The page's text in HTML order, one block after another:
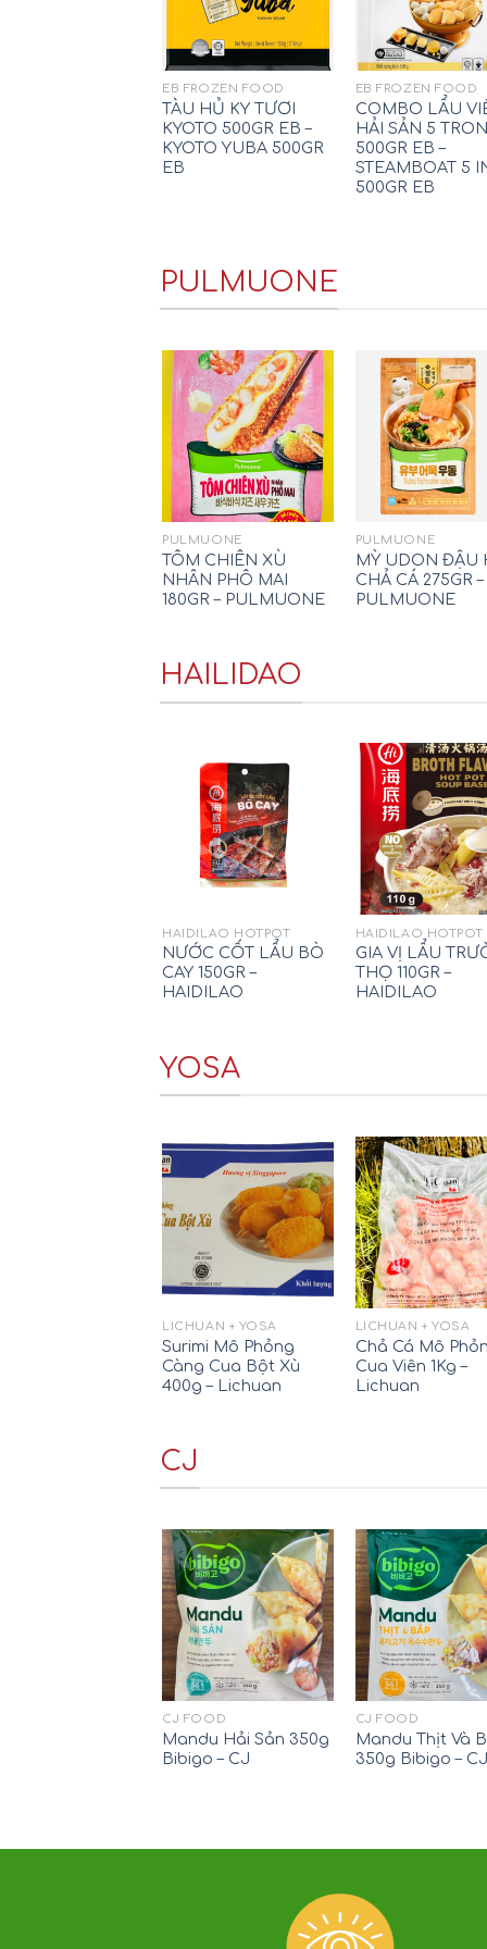
EB FROZEN FOOD
TÀU HỦ KY TƯƠI
KYOTO 500GR EB –
KYOTO YUBA 500GR
EB
EB FROZEN FOOD
COMBO LẨU
HẢI SẢN 5
500GR EB –
STEAMBOAT 5
500GR EB
PULMUONE
PULMUONE
TÔM CHIÊN XÙ
NHÂN PHÔ MAI
180GR – PULMUONE
PULMUONE
MỲ UDON ĐẬU
CHẢ CÁ 275GR –
PULMUONE
HAILIDAO
HAIDILAO HOTPOT
NƯỚC CỐT LẨU BÒ
CAY 150GR –
HAIDILAO
HAIDILAO HOTPOT
GIA VỊ LẨU
THỌ 110GR –
HAIDILAO
YOSA
LICHUAN + YOSA
Surimi Mô Phỏng
Càng Cua Bột Xù
400g – Lichuan
LICHUAN + YOSA
Chả Cá Mô
Cua Viên 1Kg –
Lichuan
CJ
CJ FOOD
Mandu Hải Sản 350g
Bibigo – CJ
CJ FOOD
Mandu Thịt Và
350g Bibigo – CJ